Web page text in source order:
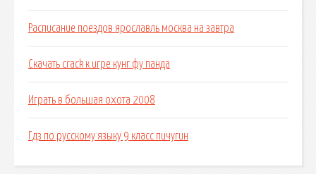
Расписание поездов ярославль москва на завтра
Скачать crack к игре кунг фу панда
Играть в большая охота 2008
Гдз по русскому языку 9 класс пичугин